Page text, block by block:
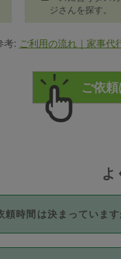
ジさんを探す。
考: ご利用の流れ｜家事代
よ
頼時間は決まっています
3時間固定です。3時間